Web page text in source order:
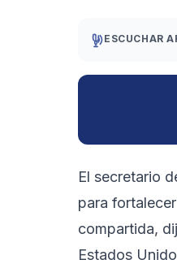
ESCUCHAR
El secretario
para
compartida,
Estados